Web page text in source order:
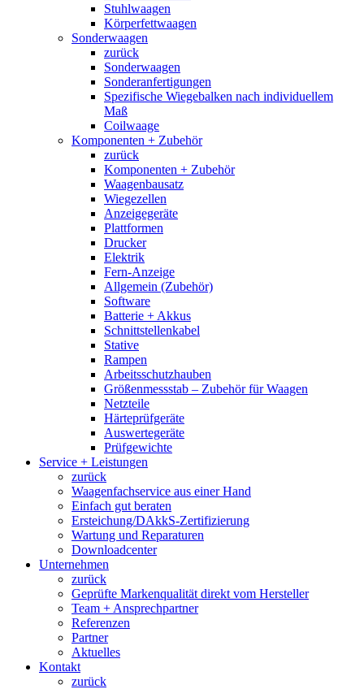
Stuhlwaagen
Körperfettwaagen
Sonderwaagen
zurück
Sonderwaagen
Sonderanfertigungen
Spezifische Wiegebalken nach individuellem
Maß
Coilwaage
Komponenten + Zubehör
zurück
Komponenten + Zubehör
Waagenbausatz
Wiegezellen
Anzeigegeräte
Plattformen
Drucker
Elektrik
Fern-Anzeige
Allgemein (Zubehör)
Software
Batterie + Akkus
Schnittstellenkabel
Stative
Rampen
Arbeitsschutzhauben
Größenmessstab – Zubehör für Waagen
Netzteile
Härteprüfgeräte
Auswertegeräte
Prüfgewichte
Service + Leistungen
zurück
Waagenfachservice aus einer Hand
Einfach gut beraten
Ersteichung/DAkkS-Zertifizierung
Wartung und Reparaturen
Downloadcenter
Unternehmen
zurück
Geprüfte Markenqualität direkt vom Hersteller
Team + Ansprechpartner
Referenzen
Partner
Aktuelles
Kontakt
zurück